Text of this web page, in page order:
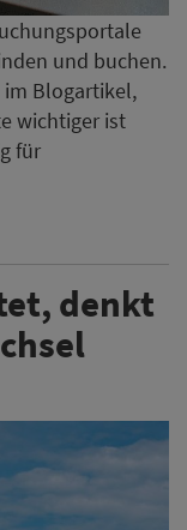
und buchen.
im Blogartikel,
wichtiger ist
für
denkt